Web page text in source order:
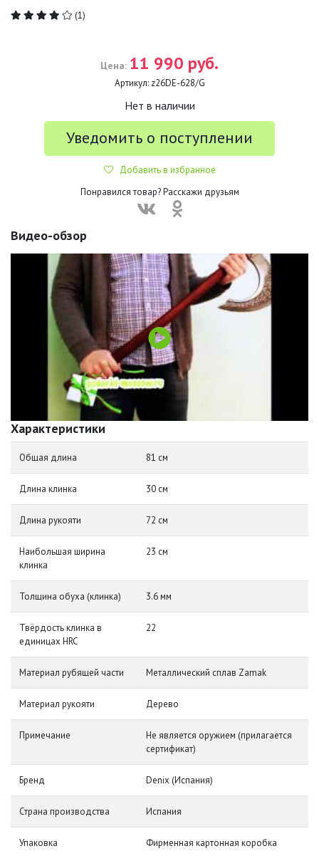
(1)
Цена: 11 990 руб.
Артикул: z26DE-628/G
Нет в наличии
Уведомить о поступлении
Добавить в избранное
Понравился товар? Расскажи друзьям
Видео-обзор
Характеристики
Общая длина 81 см
Длина клинка 30 см
Длина рукояти 72 см
Наибольшая ширина
клинка
23 см
Толщина обуха (клинка) 3.6 мм
Твёрдость клинка в
единицах HRC
22
Материал рубящей части Металлический сплав Zamak
Материал рукояти Дерево
Примечание
Не является оружием (прилагается
сертификат)
Бренд Denix (Испания)
Страна производства Испания
Упаковка Фирменная картонная коробка